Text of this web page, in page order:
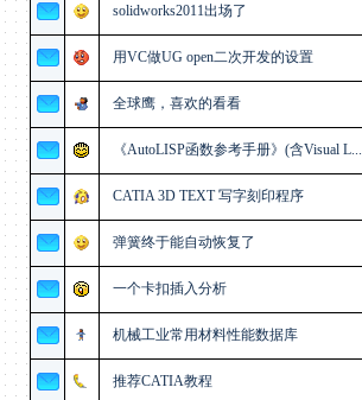
solidworks2011出场了
用VC做UG open二次开发的设置
全球鹰，喜欢的看看
《AutoLISP函数参考手册》(含Visual L...
CATIA 3D TEXT 写字刻印程序
弹簧终于能自动恢复了
一个卡扣插入分析
机械工业常用材料性能数据库
推荐CATIA教程